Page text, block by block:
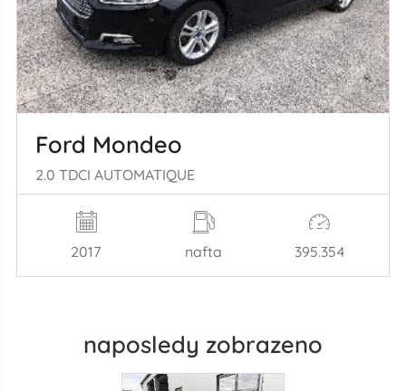
Ford Mondeo
2.0 TDCI AUTOMATIQUE
2017 nafta 395.354
naposledy zobrazeno